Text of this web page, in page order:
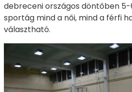
debreceni országos döntőben 5-
sportág mind a női, mind a férfi
választható.